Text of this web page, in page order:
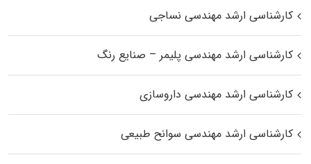
کارشناسی ارشد مهندسی نساجی
کارشناسی ارشد مهندسی پلیمر – صنایع رنگ
کارشناسی ارشد مهندسی داروسازی
کارشناسی ارشد مهندسی سوانح طبیعی